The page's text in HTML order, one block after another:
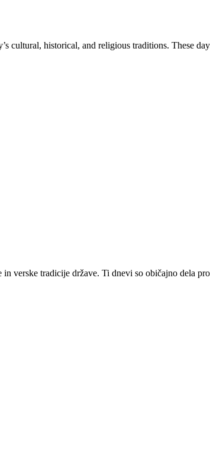
cultural, historical, and religious traditions. These
verske tradicije države. Ti dnevi so običajno dela